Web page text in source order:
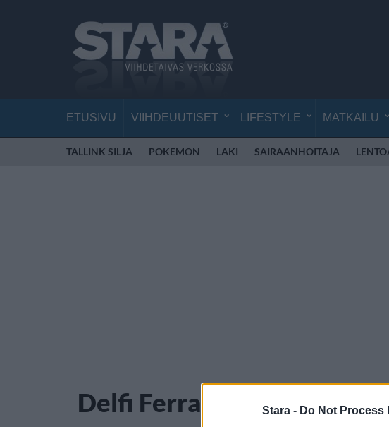
Stara - Do Not Process
ETUSIVU VIIHDEUUTISET LIFESTYLE MATKAILU
TALLINK SILJA POKEMON LAKI SAIRAANHOITAJA
Delfi Ferrari